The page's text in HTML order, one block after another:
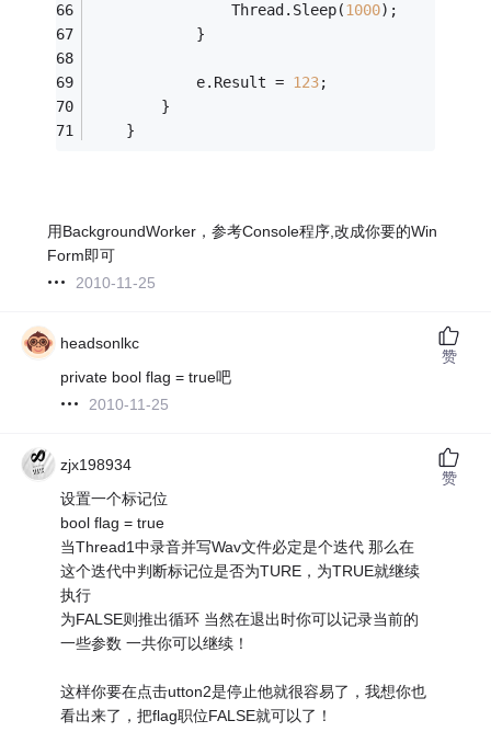
                Thread.Sleep(
1000);
            }
            e.Result =
123;
        }
    }
用BackgroundWorker，参考Console程序,改成你要的Win
Form即可
2010-11-25
headsonlkc
private bool flag = true吧
2010-11-25
赞
zjx198934
设置一个标记位
bool flag = true
当Thread1中录音并写Wav文件必定是个迭代 那么在
这个迭代中判断标记位是否为TURE，为TRUE就继续
执行
为FALSE则推出循环 当然在退出时你可以记录当前的
一些参数 一共你可以继续！
这样你要在点击utton2是停止他就很容易了，我想你也
看出来了，把flag职位FALSE就可以了！
赞